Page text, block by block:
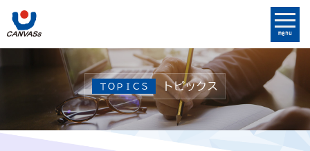
menu
ＴＯＰＩＣＳ トピックス